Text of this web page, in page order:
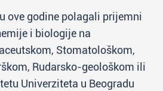
ove godine polagali prijemni
i biologije na
Stomatološkom,
Rudarsko-geološkom ili
Univerziteta u Beogradu